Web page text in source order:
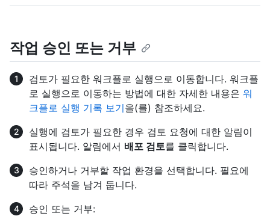
작업 승인 또는 거부
검토가 필요한 워크플로 실행으로 이동합니다. 워크플
로 실행으로 이동하는 방법에 대한 자세한 내용은 워
크플로 실행 기록 보기을(를) 참조하세요.
실행에 검토가 필요한 경우 검토 요청에 대한 알림이
표시됩니다. 알림에서 배포 검토를 클릭합니다.
승인하거나 거부할 작업 환경을 선택합니다. 필요에
따라 주석을 남겨 둡니다.
승인 또는 거부: